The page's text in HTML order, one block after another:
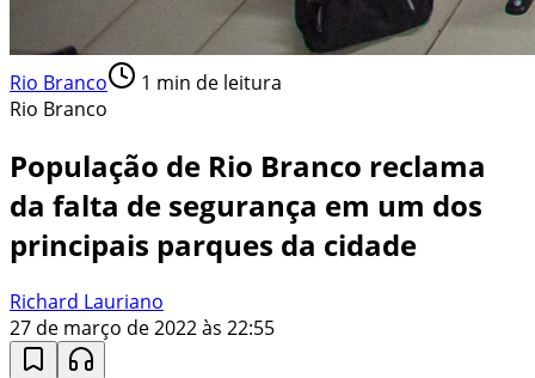
Rio Branco 1 min de leitura
Rio Branco
População de Rio Branco reclama
da falta de segurança em um dos
principais parques da cidade
Richard Lauriano
27 de março de 2022 às 22:55